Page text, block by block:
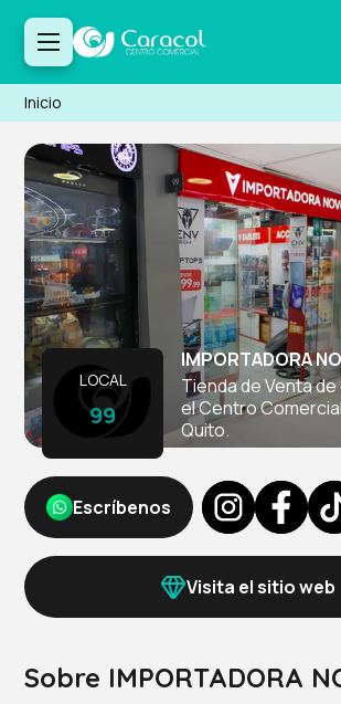
Inicio
LOCAL
99
IMPORTADORA
Tienda de Venta
el Centro
Quito.
Escríbenos
Visita el sitio web
Sobre IMPORTADORA